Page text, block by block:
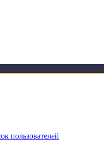
пользователей